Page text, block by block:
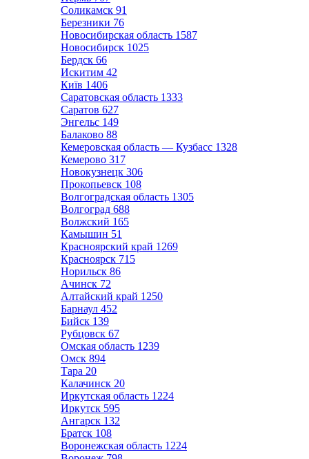
Соликамск 91
Березники 76
Новосибирская область 1587
Новосибирск 1025
Бердск 66
Искитим 42
Київ 1406
Саратовская область 1333
Саратов 627
Энгельс 149
Балаково 88
Кемеровская область — Кузбасс 1328
Кемерово 317
Новокузнецк 306
Прокопьевск 108
Волгоградская область 1305
Волгоград 688
Волжский 165
Камышин 51
Красноярский край 1269
Красноярск 715
Норильск 86
Ачинск 72
Алтайский край 1250
Барнаул 452
Бийск 139
Рубцовск 67
Омская область 1239
Омск 894
Тара 20
Калачинск 20
Иркутская область 1224
Иркутск 595
Ангарск 132
Братск 108
Воронежская область 1224